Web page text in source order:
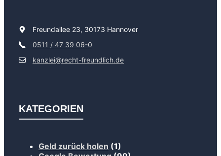
Freundallee 23, 30173 Hannover
0511 / 47 39 06-0
kanzlei@recht-freundlich.de
KATEGORIEN
Geld zurück holen (1)